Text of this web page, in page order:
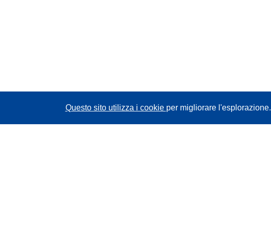
Questo sito utilizza i cookie per migliorare l'esplorazione.